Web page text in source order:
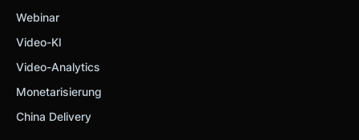
Webinar
Video-KI
Video-Analytics
Monetarisierung
China Delivery